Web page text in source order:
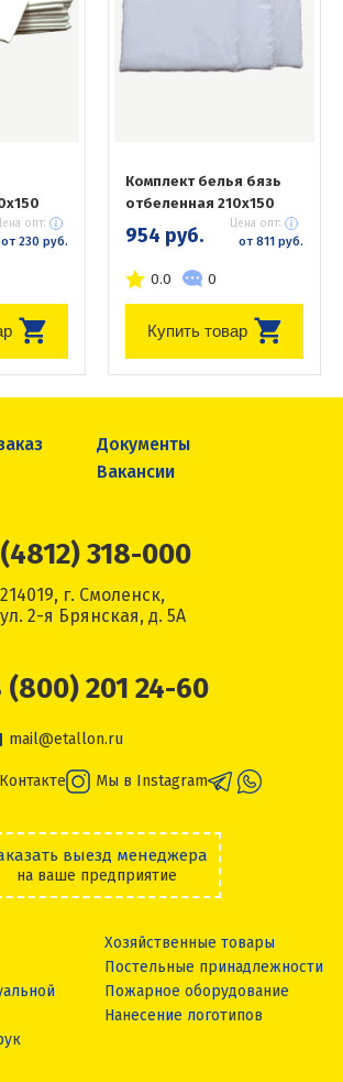
опт:
от 230 руб.
Комплект белья бязь
отбеленная 210х150
954 руб. Цена опт:
от 811 руб.
0.0 0
Купить товар
Документы
Вакансии
318-000
214019, г. Смоленск,
ул. 2-я Брянская, д. 5А
(800) 201 24-60
mail@etallon.ru
Мы в Instagram
выезд менеджера
на ваше предприятие
Хозяйственные товары
Постельные принадлежности
Пожарное оборудование
Нанесение логотипов